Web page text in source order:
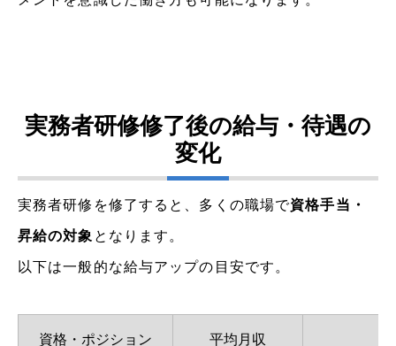
実務者研修修了後の給与・待遇の
変化
実務者研修を修了すると、多くの職場で資格手当・
昇給の対象 となります。
以下は一般的な給与アップの目安です。
資格・ポジション 平均月収